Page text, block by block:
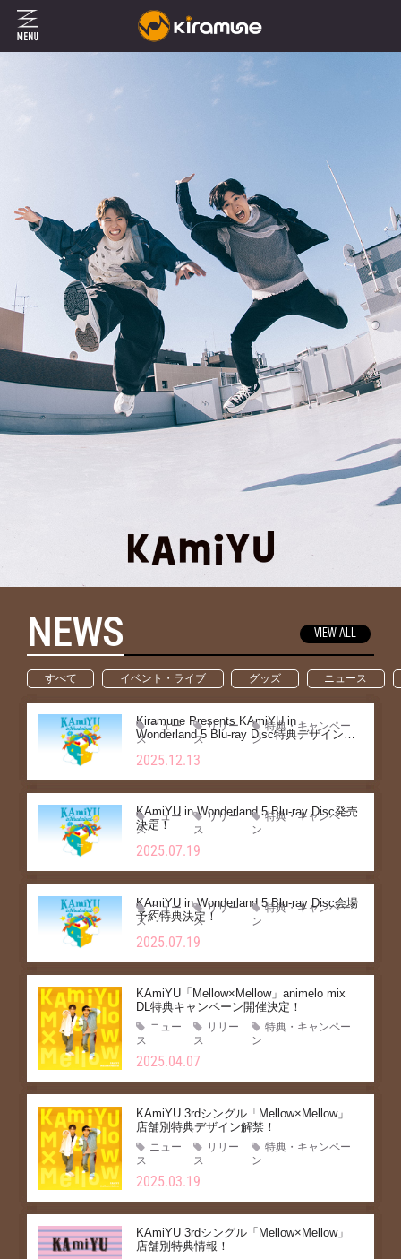
NEWS VIEW ALL
すべて イベント・ライブ グッズ ニュース
2025.12.13
Kiramune Presents KAmiYU in
Wonderland 5 Blu-ray Disc特典デザインが
決定！
ニュー
ス
リリー
ス
特典・キャンペー
ン
2025.07.19
KAmiYU in Wonderland 5 Blu-ray Disc発売
決定！
ニュー
ス
リリー
ス
特典・キャンペー
ン
2025.07.19
KAmiYU in Wonderland 5 Blu-ray Disc会場
予約特典決定！
ニュー
ス
リリー
ス
特典・キャンペー
ン
2025.04.07
KAmiYU「Mellow×Mellow」animelo mix
DL特典キャンペーン開催決定！
ニュー
ス
リリー
ス
特典・キャンペー
ン
2025.03.19
KAmiYU 3rdシングル「Mellow×Mellow」
店舗別特典デザイン解禁！
ニュー
ス
リリー
ス
特典・キャンペー
ン
KAmiYU 3rdシングル「Mellow×Mellow」
店舗別特典情報！